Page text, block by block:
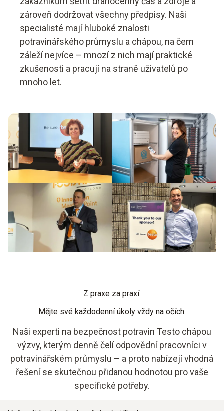
zároveň dodržovat všechny předpisy. Naši
specialisté mají hluboké znalosti
potravinářského průmyslu a chápou, na čem
záleží nejvíce – mnozí z nich mají praktické
zkušenosti a pracují na straně uživatelů po
mnoho let.
Z praxe za praxí.
Mějte své každodenní úkoly vždy na očích.
Naši experti na bezpečnost potravin Testo chápou
výzvy, kterým denně čelí odpovědní pracovníci v
potravinářském průmyslu – a proto nabízejí vhodná
řešení se skutečnou přidanou hodnotou pro vaše
specifické potřeby.